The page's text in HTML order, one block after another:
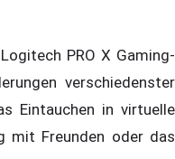
PRO X Gaming-
verschiedenster
Eintauchen in virtuelle
mit Freunden oder das